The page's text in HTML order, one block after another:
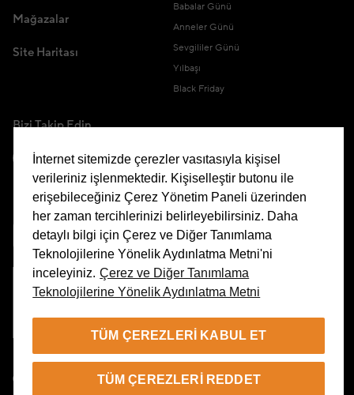
Mağazalar
Site Haritası
Babalar Günü
Anneler Günü
Sevgililer Günü
Yılbaşı
Black Friday
Bizi Takip Edin
Uygulamamızı İndirin
İnternet sitemizde çerezler vasıtasıyla kişisel
verileriniz işlenmektedir. Kişiselleştir butonu ile
erişebileceğiniz Çerez Yönetim Paneli üzerinden
her zaman tercihlerinizi belirleyebilirsiniz. Daha
detaylı bilgi için Çerez ve Diğer Tanımlama
Teknolojilerine Yönelik Aydınlatma Metni'ni
inceleyiniz. Çerez ve Diğer Tanımlama
Teknolojilerine Yönelik Aydınlatma Metni
TÜM ÇEREZLERI KABUL ET
TÜM ÇEREZLERI REDDET